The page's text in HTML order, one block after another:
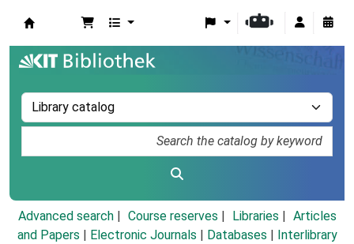
Advanced search Course reserves Libraries
Articles
and Papers
Electronic Journals Databases
Interlibrary